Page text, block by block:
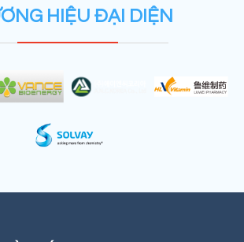
HIỆU ĐẠI DIỆN